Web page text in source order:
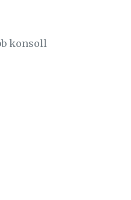
konsoll